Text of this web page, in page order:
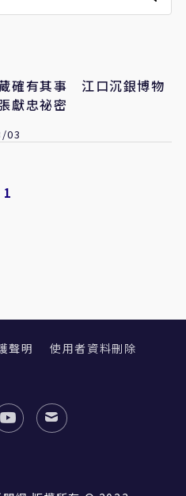
確有其事 江口沉銀博物
獻忠祕密
03
1
聲明 使用者資料刪除